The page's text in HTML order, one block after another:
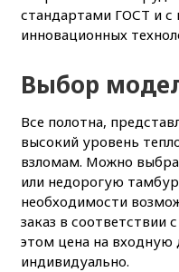
стандартами ГОСТ и с
инновационных
Выбор
Все полотна,
высокий уровень
взломам. Можно
или недорогую
необходимости
заказ в
этом цена на входную
индивидуально.